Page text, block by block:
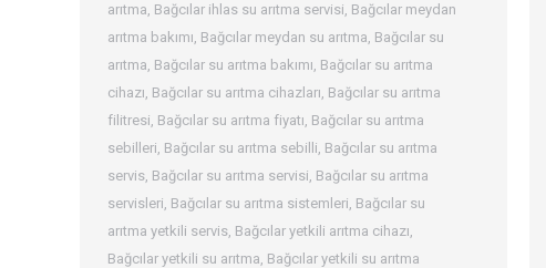
arıtma, Bağcılar ihlas su arıtma servisi, Bağcılar meydan
arıtma bakımı, Bağcılar meydan su arıtma, Bağcılar su
arıtma, Bağcılar su arıtma bakımı, Bağcılar su arıtma
cihazı, Bağcılar su arıtma cihazları, Bağcılar su arıtma
filitresi, Bağcılar su arıtma fiyatı, Bağcılar su arıtma
sebilleri, Bağcılar su arıtma sebilli, Bağcılar su arıtma
servis, Bağcılar su arıtma servisi, Bağcılar su arıtma
servisleri, Bağcılar su arıtma sistemleri, Bağcılar su
arıtma yetkili servis, Bağcılar yetkili arıtma cihazı,
Bağcılar yetkili su arıtma, Bağcılar yetkili su arıtma